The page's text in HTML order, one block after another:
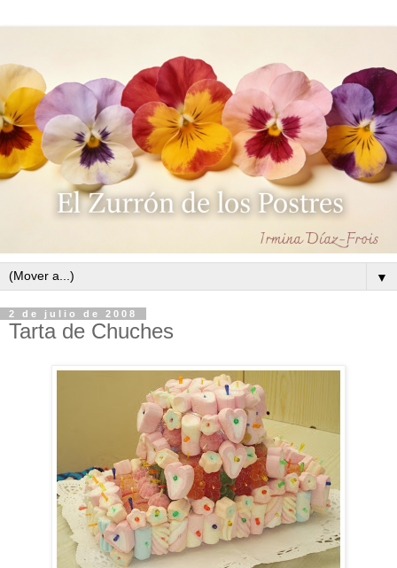
▼
2 de julio de 2008
Tarta de Chuches